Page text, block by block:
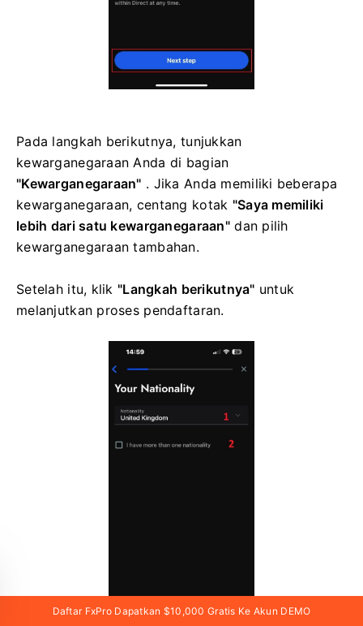
Pada langkah berikutnya, tunjukkan
kewarganegaraan Anda di bagian
"Kewarganegaraan" . Jika Anda memiliki beberapa
kewarganegaraan, centang kotak "Saya memiliki
lebih dari satu kewarganegaraan"dan pilih
kewarganegaraan tambahan.
Setelah itu, klik "Langkah berikutnya" untuk
melanjutkan proses pendaftaran.
Daftar FxPro Dapatkan $10,000 Gratis Ke Akun DEMO